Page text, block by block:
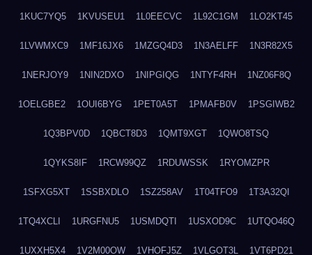
1KUC7YQ5 1KVUSEU1 1L0EECVC 1L92C1GM 1LO2KT45
1LVWMXC9 1MF16JX6 1MZGQ4D3 1N3AELFF 1N3R82X5
1NERJOY9 1NIN2DXO 1NIPGIQG 1NTYF4RH 1NZ06F8Q
1OELGBE2 1OUI6BYG 1PET0A5T 1PMAFB0V 1PSGIWB2
1Q3BPV0D 1QBCT8D3 1QMT9XGT 1QWO8TSQ
1QYKS8IF 1RCW99QZ 1RDUWSSK 1RYOMZPR
1SFXG5XT 1SSBXDLO 1SZ258AV 1T04TFO9 1T3A32QI
1TQ4XCLI 1URGFNU5 1USMDQTI 1USXOD9C 1UTQO46Q
1UXXH5X4 1V2M00OW 1VHOFJ5Z 1VLGOT3L 1VT6PD21